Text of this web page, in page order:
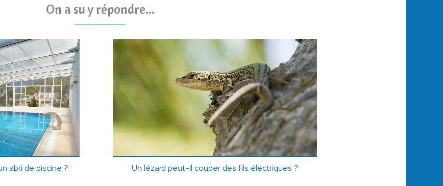
On a su y répondre...
abri de piscine ? Un lézard peut-il couper des fils électriques ?